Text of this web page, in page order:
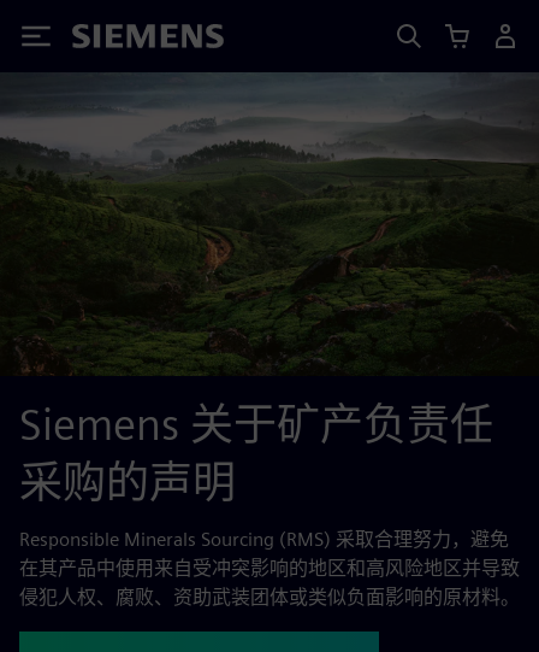
Siemens
Siemens 关于矿产负责任
采购的声明
Responsible Minerals Sourcing (RMS) 采取合理努力，避免
在其产品中使用来自受冲突影响的地区和高风险地区并导致
侵犯人权、腐败、资助武装团体或类似负面影响的原材料。